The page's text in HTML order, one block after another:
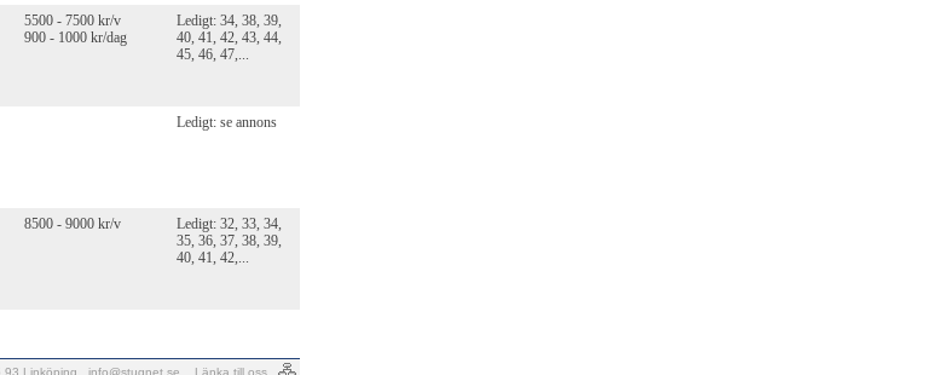
5500 - 7500 kr/v
900 - 1000 kr/dag
Ledigt: 34, 38, 39,
40, 41, 42, 43, 44,
45, 46, 47,...
Ledigt: se annons
8500 - 9000 kr/v
Ledigt: 32, 33, 34,
35, 36, 37, 38, 39,
40, 41, 42,...
Linköping . info@stugnet.se Länka till oss